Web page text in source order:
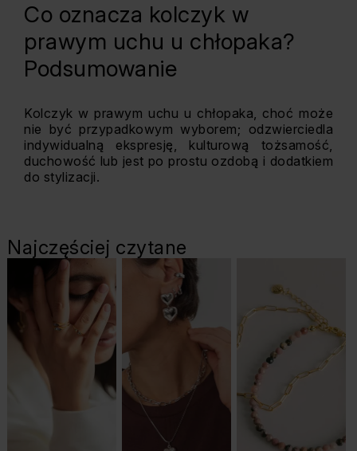
Co oznacza kolczyk w
prawym uchu u chłopaka?
Podsumowanie
Kolczyk w prawym uchu u chłopaka, choć może
nie być przypadkowym wyborem; odzwierciedla
indywidualną ekspresję, kulturową tożsamość,
duchowość lub jest po prostu ozdobą i dodatkiem
do stylizacji.
Najczęściej czytane